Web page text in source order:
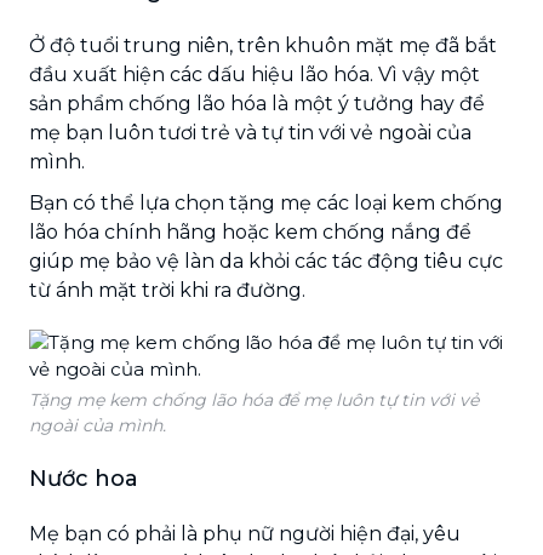
Ở độ tuổi trung niên, trên khuôn mặt mẹ đã bắt
đầu xuất hiện các dấu hiệu lão hóa. Vì vậy một
sản phẩm chống lão hóa là một ý tưởng hay để
mẹ bạn luôn tươi trẻ và tự tin với vẻ ngoài của
mình.
Bạn có thể lựa chọn tặng mẹ các loại kem chống
lão hóa chính hãng hoặc kem chống nắng để
giúp mẹ bảo vệ làn da khỏi các tác động tiêu cực
từ ánh mặt trời khi ra đường.
Tặng mẹ kem chống lão hóa để mẹ luôn tự tin với vẻ
ngoài của mình.
Nước hoa
Mẹ bạn có phải là phụ nữ người hiện đại, yêu